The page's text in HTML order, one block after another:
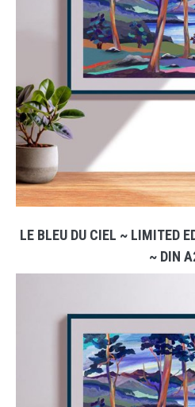
LE BLEU DU CIEL ~ LIMITED
~ DIN